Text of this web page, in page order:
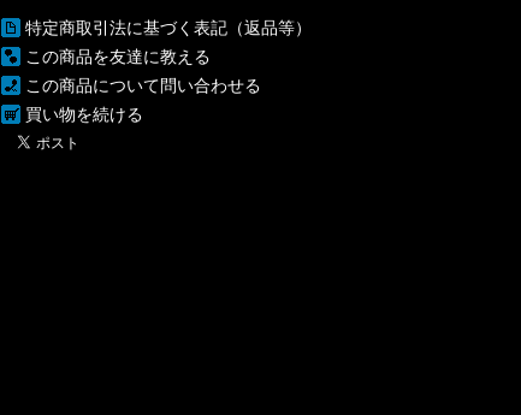
特定商取引法に基づく表記（返品等）
この商品を友達に教える
この商品について問い合わせる
買い物を続ける